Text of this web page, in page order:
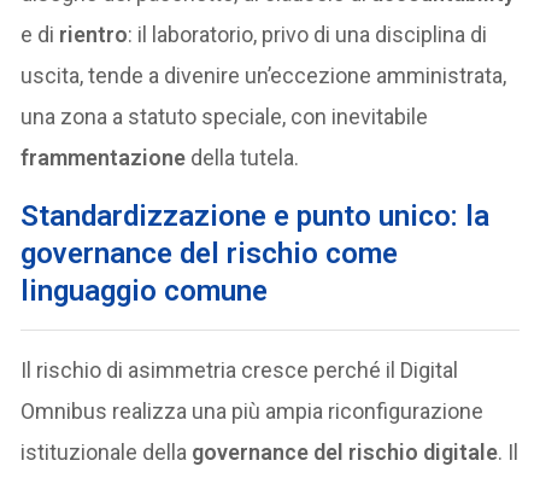
e di rientro: il laboratorio, privo di una disciplina di
uscita, tende a divenire un’eccezione amministrata,
una zona a statuto speciale, con inevitabile
frammentazione della tutela.
Standardizzazione e punto unico: la
governance del rischio come
linguaggio comune
Il rischio di asimmetria cresce perché il Digital
Omnibus realizza una più ampia riconfigurazione
istituzionale della governance del rischio digitale. Il